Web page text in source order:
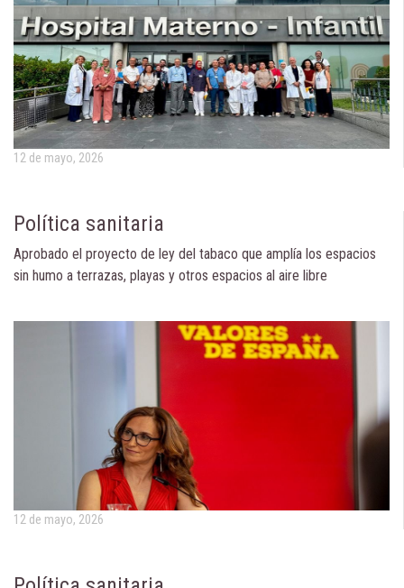
12 de mayo, 2026
Política sanitaria
Aprobado el proyecto de ley del tabaco que amplía los espacios
sin humo a terrazas, playas y otros espacios al aire libre
12 de mayo, 2026